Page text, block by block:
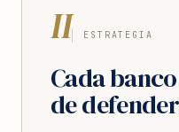
II ESTRATEGIA
Cada
de